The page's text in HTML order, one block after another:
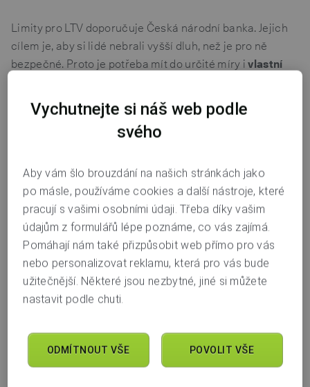
Limity pro LTV doporučuje Česká národní banka. Jejich
cílem je, aby si lidé nebrali vyšší dluh, než je pro ně
bezpečné. Proto je potřeba mít do určité míry ivlastní
Zároveň ČNB doporučuje, aby bankynepočítaly peníze
z jiných půjček jako vlastní peníze k hypotéce
peníze, znamenalo by to, že by splácel dva úvěry
najednou — hypotéku i půjčku. A to zvyšuje riziko
nesplácení.
Co to pro klienta znamená
Pokud klient řeší nebo řešil v nedávné době půjčku
a aktuálně žádá o hypotéku, budeme se ho ptát,
k jakému účelu peníze z půjčky využil nebo využije.
k hypotéce, nemůžeme je jako vlastní peníze započítat.
Hypotéku poskytnout můžeme, jen její výše bude
Vychutnejte si náš web podle
svého
Aby vám šlo brouzdání na našich stránkách jako
po másle, používáme cookies a další nástroje, které
pracují s vašimi osobními údaji. Třeba díky vašim
údajům z formulářů lépe poznáme, co vás zajímá.
Pomáhají nám také přizpůsobit web přímo pro vás
nebo personalizovat reklamu, která pro vás bude
užitečnější. Některé jsou nezbytné, jiné si můžete
nastavit podle chuti.
ODMÍTNOUT VŠE POVOLIT VŠE